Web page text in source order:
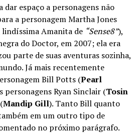
dar espaço a personagens não
a personagem Martha Jones
lindíssima Amanita de “Sense8”),
do Doctor, em 2007; ela era
parte de suas aventuras sozinha,
Já mais recentemente
Bill Potts (Pearl
personagens Ryan Sinclair (Tosin
Mandip Gill). Tanto Bill quanto
em um outro tipo de
no próximo parágrafo.